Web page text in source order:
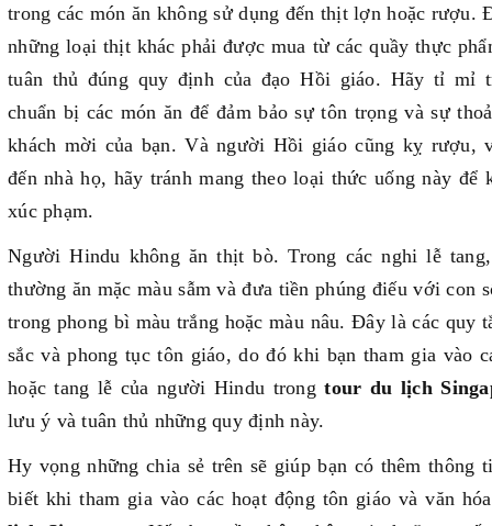
trong các món ăn không sử dụng đến thịt lợn hoặc rượu.
những loại thịt khác phải được mua từ các quầy thực
tuân thủ đúng quy định của đạo Hồi giáo. Hãy tỉ mỉ
chuẩn bị các món ăn để đảm bảo sự tôn trọng và sự
khách mời của bạn. Và người Hồi giáo cũng kỵ rượu,
đến nhà họ, hãy tránh mang theo loại thức uống này để
xúc phạm.
Người Hindu không ăn thịt bò. Trong các nghi lễ
thường ăn mặc màu sẫm và đưa tiền phúng điếu với con
trong phong bì màu trắng hoặc màu nâu. Đây là các quy
sắc và phong tục tôn giáo, do đó khi bạn tham gia vào
hoặc tang lễ của người Hindu trongtour du lịch
lưu ý và tuân thủ những quy định này.
Hy vọng những chia sẻ trên sẽ giúp bạn có thêm thông
biết khi tham gia vào các hoạt động tôn giáo và văn